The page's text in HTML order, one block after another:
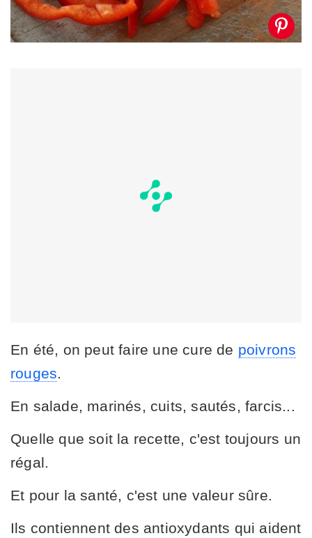
En été, on peut faire une cure de poivrons
rouges.
En salade, marinés, cuits, sautés, farcis...
Quelle que soit la recette, c'est toujours un
régal.
Et pour la santé, c'est une valeur sûre.
Ils contiennent des antioxydants qui aident